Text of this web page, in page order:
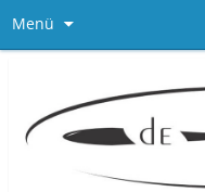
Menü